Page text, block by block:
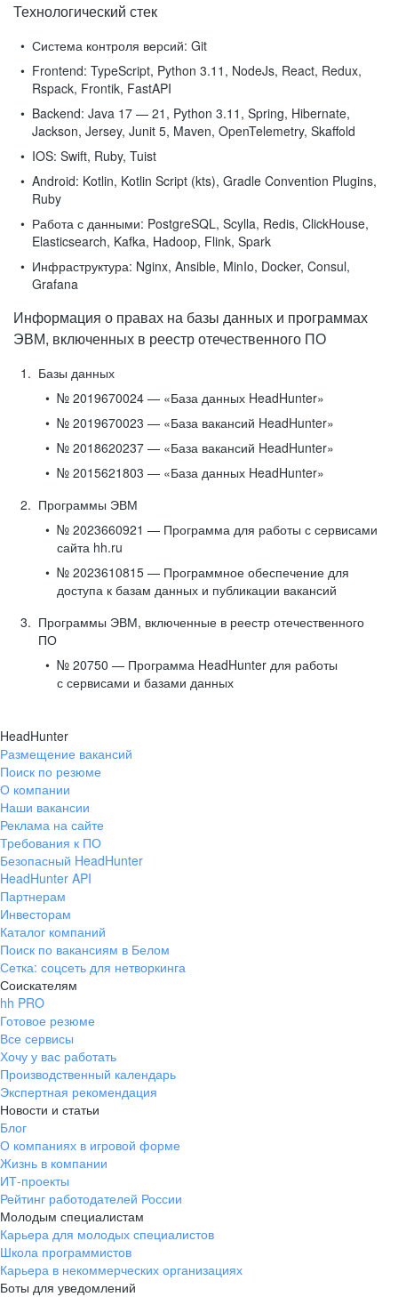
Технологический стек
Система контроля версий: Git
Frontend: TypeScript, Python 3.11, NodeJs, React, Redux,
Rspack, Frontik, FastAPI
Backend: Java 17 — 21, Python 3.11, Spring, Hibernate,
Jackson, Jersey, Junit 5, Maven, OpenTelemetry, Skaffold
IOS: Swift, Ruby, Tuist
Android: Kotlin, Kotlin Script (kts), Gradle Convention Plugins,
Ruby
Работа с данными: PostgreSQL, Scylla, Redis, ClickHouse,
Elasticsearch, Kafka, Hadoop, Flink, Spark
Инфраструктура: Nginx, Ansible, MinIo, Docker, Consul,
Grafana
Информация о правах на базы данных и программах
ЭВМ, включенных в реестр отечественного ПО
Базы данных
№ 2019670024 — «База данных HeadHunter»
№ 2019670023 — «База вакансий HeadHunter»
№ 2018620237 — «База вакансий HeadHunter»
№ 2015621803 — «База данных HeadHunter»
Программы ЭВМ
№ 2023660921 — Программа для работы с сервисами
сайта hh.ru
№ 2023610815 — Программное обеспечение для
доступа к базам данных и публикации вакансий
Программы ЭВМ, включенные в реестр отечественного
ПО
№ 20750 — Программа HeadHunter для работы
с сервисами и базами данных
HeadHunter
Размещение вакансий
Поиск по резюме
О компании
Наши вакансии
Реклама на сайте
Требования к ПО
Безопасный HeadHunter
HeadHunter API
Партнерам
Инвесторам
Каталог компаний
Поиск по вакансиям в Белом
Сетка: соцсеть для нетворкинга
Соискателям
hh PRO
Готовое резюме
Все сервисы
Хочу у вас работать
Производственный календарь
Экспертная рекомендация
Новости и статьи
Блог
О компаниях в игровой форме
Жизнь в компании
ИТ-проекты
Рейтинг работодателей России
Молодым специалистам
Карьера для молодых специалистов
Школа программистов
Карьера в некоммерческих организациях
Боты для уведомлений